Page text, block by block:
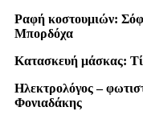
Ραφή κοστουμιών:
Μπορδόχα
Κατασκευή μάσκας:
Ηλεκτρολόγος –
Φονιαδάκης